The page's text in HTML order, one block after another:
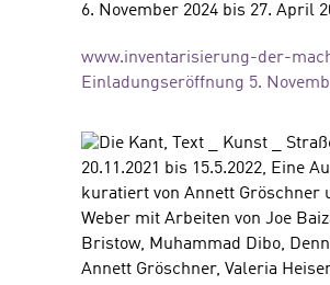
6. November 2024 bis 27. April
www.inventarisierung-der-
Einladungseröffnung 5.